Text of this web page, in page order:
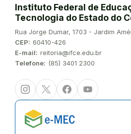
Instituto Federal de
Tecnologia do Estado do
Endereço:
Rua Jorge Dumar, 1703 - Jardim
CEP: 60410-426
E-mail: reitoria@ifce.edu.br
Telefone: (85) 3401 2300
InstagramTwitter/XFacebookYoutube